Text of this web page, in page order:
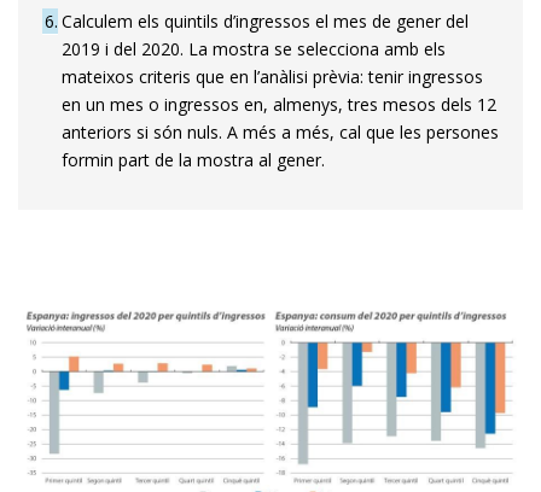
6 Calculem els quintils d’ingressos el mes de gener del
2019 i del 2020. La mostra se selecciona amb els
mateixos criteris que en l’anàlisi prèvia: tenir ingressos
en un mes o ingressos en, almenys, tres mesos dels 12
anteriors si són nuls. A més a més, cal que les persones
formin part de la mostra al gener.